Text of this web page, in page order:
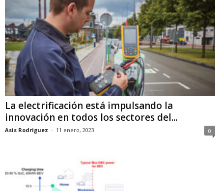
La electrificación está impulsando la
innovación en todos los sectores del...
Asis Rodriguez - 11 enero, 2023 0